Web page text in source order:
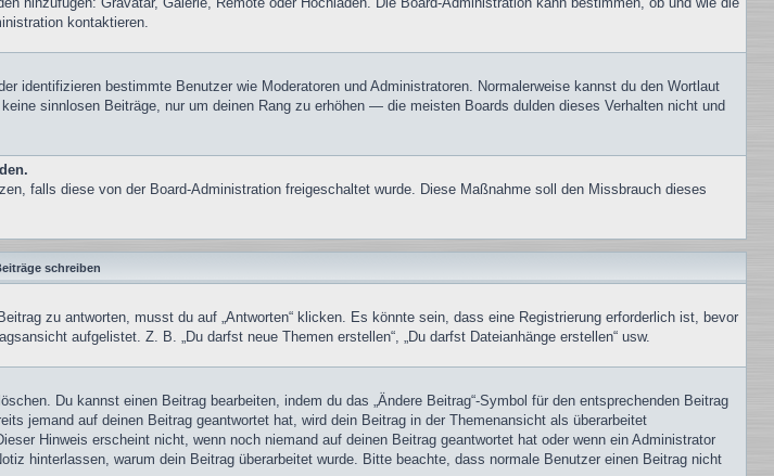
kontaktieren.
identifizieren bestimmte Benutzer wie Moderatoren und Administratoren. Normalerweise kannst du den Wortlaut
sinnlosen Beiträge, nur um deinen Rang zu erhöhen — die meisten Boards dulden dieses Verhalten nicht und
falls diese von der Board-Administration freigeschaltet wurde. Diese Maßnahme soll den Missbrauch dieses
schreiben
zu antworten, musst du auf „Antworten“ klicken. Es könnte sein, dass eine Registrierung erforderlich ist, bevor
aufgelistet. Z. B. „Du darfst neue Themen erstellen“, „Du darfst Dateianhänge erstellen“ usw.
Du kannst einen Beitrag bearbeiten, indem du das „Ändere Beitrag“-Symbol für den entsprechenden Beitrag
jemand auf deinen Beitrag geantwortet hat, wird dein Beitrag in der Themenansicht als überarbeitet
Hinweis erscheint nicht, wenn noch niemand auf deinen Beitrag geantwortet hat oder wenn ein Administrator
hinterlassen, warum dein Beitrag überarbeitet wurde. Bitte beachte, dass normale Benutzer einen Beitrag nicht